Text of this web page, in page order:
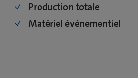
Production totale
Matériel événementiel